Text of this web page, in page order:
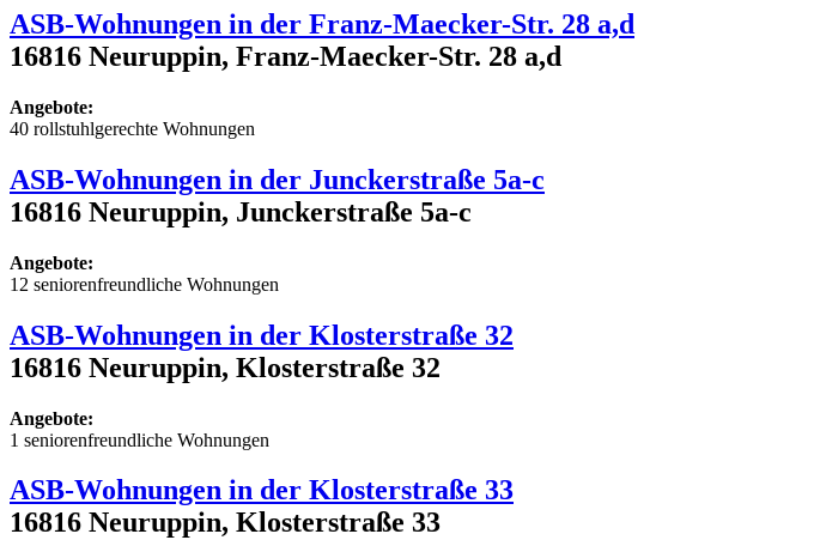
ASB-Wohnungen in der Franz-Maecker-Str. 28 a,d
16816 Neuruppin, Franz-Maecker-Str. 28 a,d
Angebote:
40 rollstuhlgerechte Wohnungen
ASB-Wohnungen in der Junckerstraße 5a-c
16816 Neuruppin, Junckerstraße 5a-c
Angebote:
12 seniorenfreundliche Wohnungen
ASB-Wohnungen in der Klosterstraße 32
16816 Neuruppin, Klosterstraße 32
Angebote:
1 seniorenfreundliche Wohnungen
ASB-Wohnungen in der Klosterstraße 33
16816 Neuruppin, Klosterstraße 33